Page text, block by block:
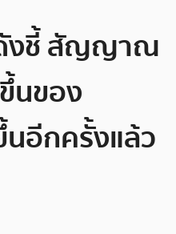
ดังชี้ สัญญาณ
นของ
นอีกครั้งแล้ว